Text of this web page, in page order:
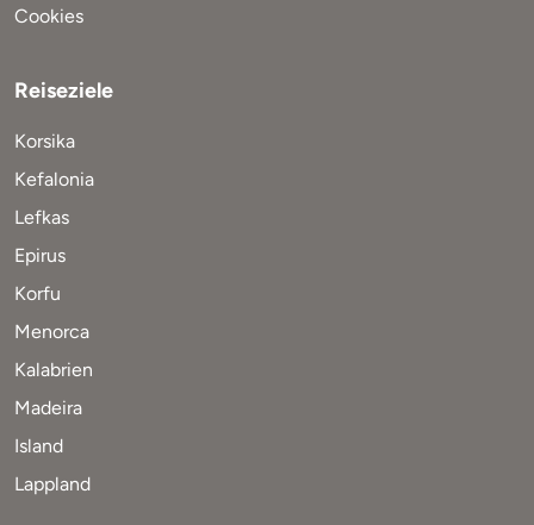
Cookies
Reiseziele
Korsika
Kefalonia
Lefkas
Epirus
Korfu
Menorca
Kalabrien
Madeira
Island
Lappland